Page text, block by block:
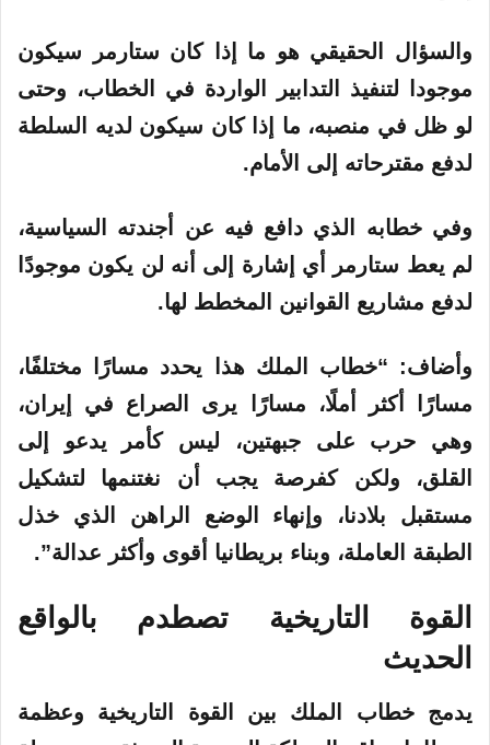
والسؤال الحقيقي هو ما إذا كان ستارمر سيكون
موجودا لتنفيذ التدابير الواردة في الخطاب، وحتى
لو ظل في منصبه، ما إذا كان سيكون لديه السلطة
لدفع مقترحاته إلى الأمام.
وفي خطابه الذي دافع فيه عن أجندته السياسية،
لم يعط ستارمر أي إشارة إلى أنه لن يكون موجودًا
لدفع مشاريع القوانين المخطط لها.
وأضاف: “خطاب الملك هذا يحدد مسارًا مختلفًا،
مسارًا أكثر أملًا، مسارًا يرى الصراع في إيران،
وهي حرب على جبهتين، ليس كأمر يدعو إلى
القلق، ولكن كفرصة يجب أن نغتنمها لتشكيل
مستقبل بلادنا، وإنهاء الوضع الراهن الذي خذل
الطبقة العاملة، وبناء بريطانيا أقوى وأكثر عدالة”.
القوة التاريخية تصطدم بالواقع
الحديث
يدمج خطاب الملك بين القوة التاريخية وعظمة